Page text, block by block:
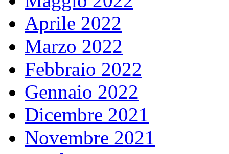
Aprile 2022
Marzo 2022
Febbraio 2022
Gennaio 2022
Dicembre 2021
Novembre 2021